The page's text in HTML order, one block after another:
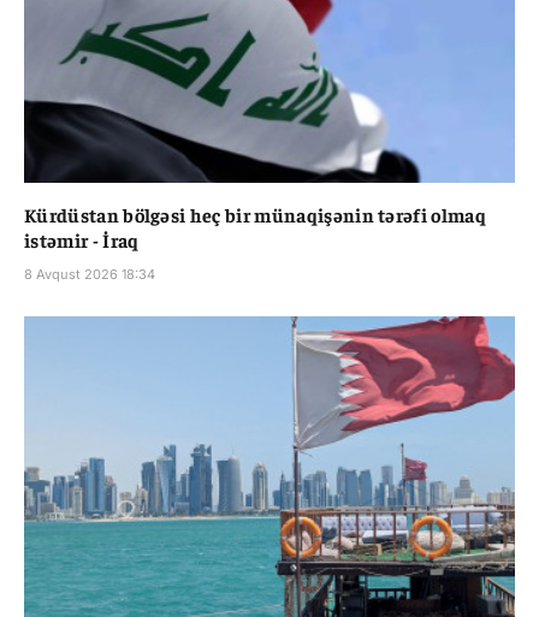
Kürdüstan bölgəsi heç bir münaqişənin tərəfi olmaq
istəmir - İraq
8 Avqust 2026 18:34